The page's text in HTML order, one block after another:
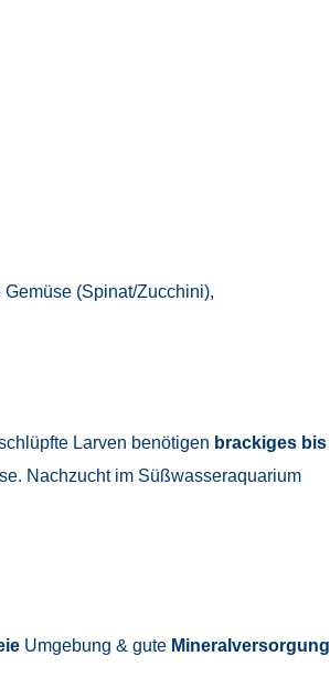
Gemüse (Spinat/Zucchini),
Larven benötigen brackiges bis
Nachzucht im Süßwasseraquarium
Umgebung & gute Mineralversorgung